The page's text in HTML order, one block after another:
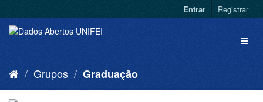
Entrar Registrar
Grupos Graduação